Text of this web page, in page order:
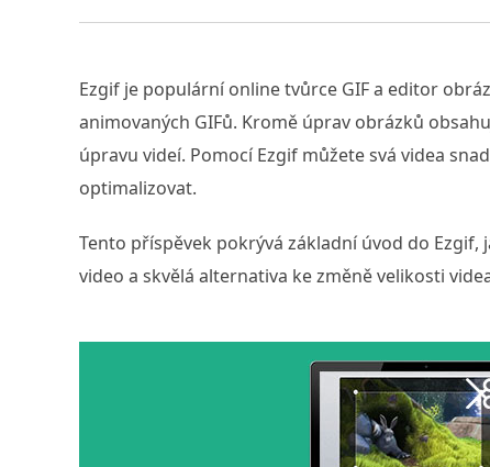
Ezgif je populární online tvůrce GIF a editor
animovaných GIFů. Kromě úprav obrázků
úpravu videí. Pomocí Ezgif můžete svá videa
optimalizovat.
Tento příspěvek pokrývá základní úvod do Ezgif,
video a skvělá alternativa ke změně velikosti